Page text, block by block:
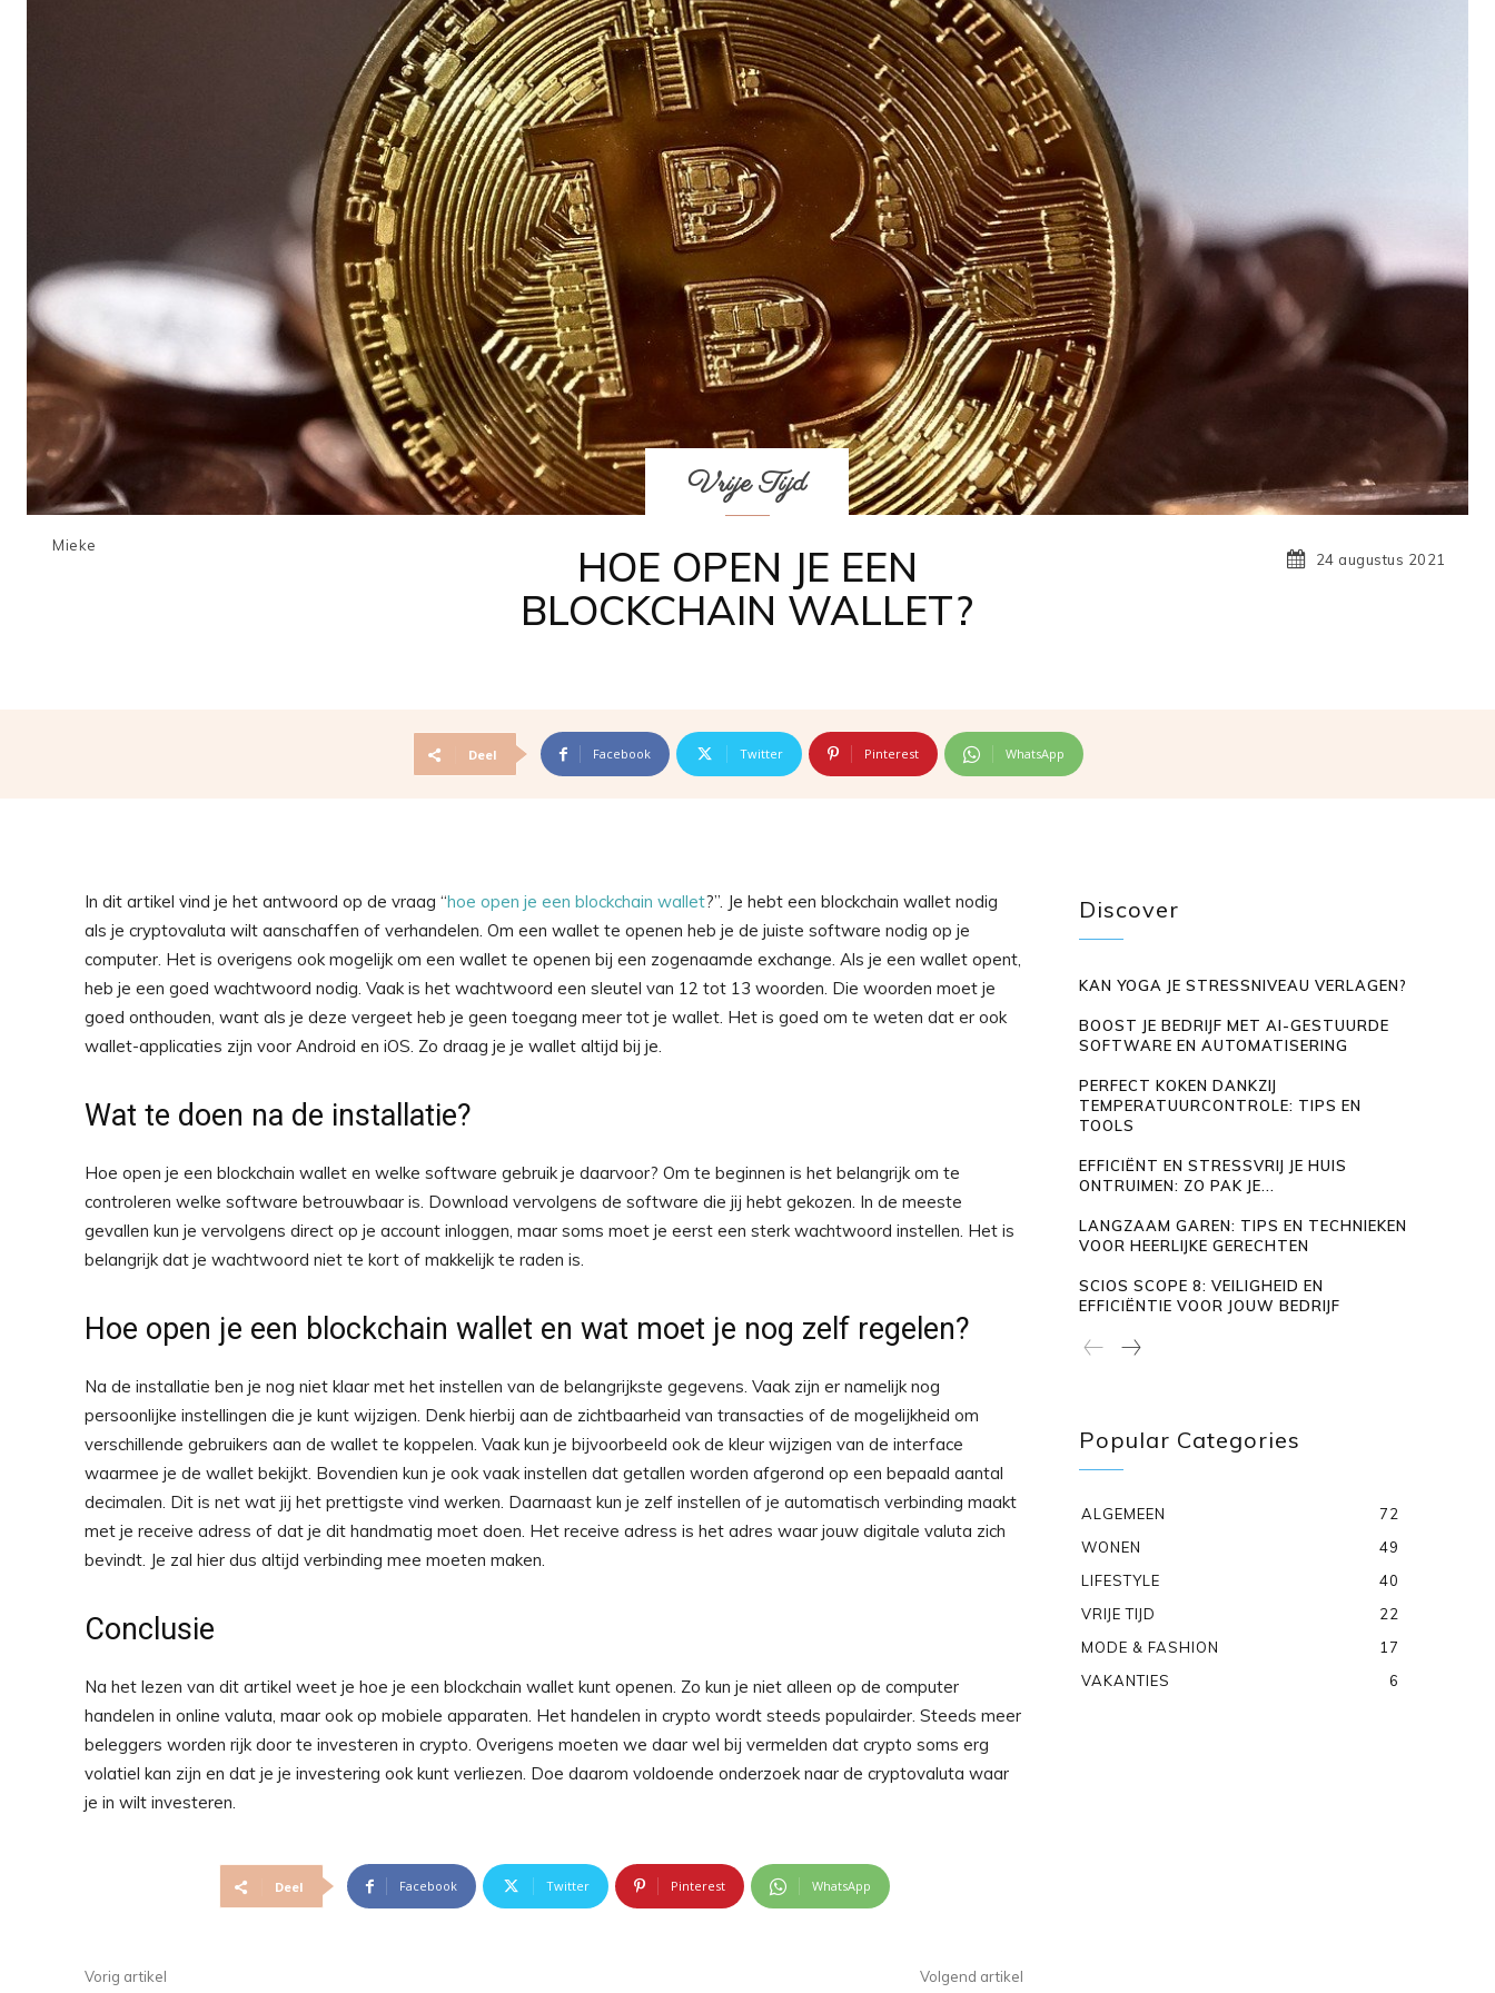
Mieke
Vrije Tijd
HOE OPEN JE EEN
BLOCKCHAIN WALLET?
24 augustus 2021
Deel Facebook Twitter Pinterest WhatsApp
In dit artikel vind je het antwoord op de vraag “hoe open je een blockchain wallet?”. Je hebt een blockchain wallet nodig
als je cryptovaluta wilt aanschaffen of verhandelen. Om een wallet te openen heb je de juiste software nodig op je
computer. Het is overigens ook mogelijk om een wallet te openen bij een zogenaamde exchange. Als je een wallet opent,
heb je een goed wachtwoord nodig. Vaak is het wachtwoord een sleutel van 12 tot 13 woorden. Die woorden moet je
goed onthouden, want als je deze vergeet heb je geen toegang meer tot je wallet. Het is goed om te weten dat er ook
wallet-applicaties zijn voor Android en iOS. Zo draag je je wallet altijd bij je.
Wat te doen na de installatie?
Hoe open je een blockchain wallet en welke software gebruik je daarvoor? Om te beginnen is het belangrijk om te
controleren welke software betrouwbaar is. Download vervolgens de software die jij hebt gekozen. In de meeste
gevallen kun je vervolgens direct op je account inloggen, maar soms moet je eerst een sterk wachtwoord instellen. Het is
belangrijk dat je wachtwoord niet te kort of makkelijk te raden is.
Hoe open je een blockchain wallet en wat moet je nog zelf regelen?
Na de installatie ben je nog niet klaar met het instellen van de belangrijkste gegevens. Vaak zijn er namelijk nog
persoonlijke instellingen die je kunt wijzigen. Denk hierbij aan de zichtbaarheid van transacties of de mogelijkheid om
verschillende gebruikers aan de wallet te koppelen. Vaak kun je bijvoorbeeld ook de kleur wijzigen van de interface
waarmee je de wallet bekijkt. Bovendien kun je ook vaak instellen dat getallen worden afgerond op een bepaald aantal
decimalen. Dit is net wat jij het prettigste vind werken. Daarnaast kun je zelf instellen of je automatisch verbinding maakt
met je receive adress of dat je dit handmatig moet doen. Het receive adress is het adres waar jouw digitale valuta zich
bevindt. Je zal hier dus altijd verbinding mee moeten maken.
Conclusie
Na het lezen van dit artikel weet je hoe je een blockchain wallet kunt openen. Zo kun je niet alleen op de computer
handelen in online valuta, maar ook op mobiele apparaten. Het handelen in crypto wordt steeds populairder. Steeds meer
beleggers worden rijk door te investeren in crypto. Overigens moeten we daar wel bij vermelden dat crypto soms erg
volatiel kan zijn en dat je je investering ook kunt verliezen. Doe daarom voldoende onderzoek naar de cryptovaluta waar
je in wilt investeren.
Deel Facebook Twitter Pinterest WhatsApp
Vorig artikel Volgend artikel
Discover
KAN YOGA JE STRESSNIVEAU VERLAGEN?
BOOST JE BEDRIJF MET AI-GESTUURDE
SOFTWARE EN AUTOMATISERING
PERFECT KOKEN DANKZIJ
TEMPERATUURCONTROLE: TIPS EN
TOOLS
EFFICIËNT EN STRESSVRIJ JE HUIS
ONTRUIMEN: ZO PAK JE...
LANGZAAM GAREN: TIPS EN TECHNIEKEN
VOOR HEERLIJKE GERECHTEN
SCIOS SCOPE 8: VEILIGHEID EN
EFFICIËNTIE VOOR JOUW BEDRIJF
Popular Categories
ALGEMEEN
72
WONEN
49
LIFESTYLE
40
VRIJE TIJD
22
MODE & FASHION
17
VAKANTIES
6